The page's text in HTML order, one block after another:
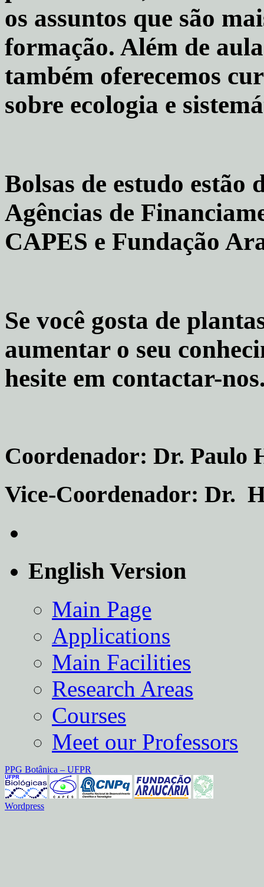
os assuntos que são
formação. Além de
também oferecemos
sobre ecologia e
Bolsas de estudo estão
Agências de
CAPES e Fundação
Se você gosta de
aumentar o seu
hesite em contactar-
Coordenador: Dr. Paulo
Vice-Coordenador: Dr.
ataşehir
evden
ümraniye
nakliyat
evden
nakliyat
beykoz
eve
nakliyat
English Version
Main Page
Applications
Main Facilities
Research Areas
Courses
Meet our Professors
PPG Botânica – UFPR
Wordpress